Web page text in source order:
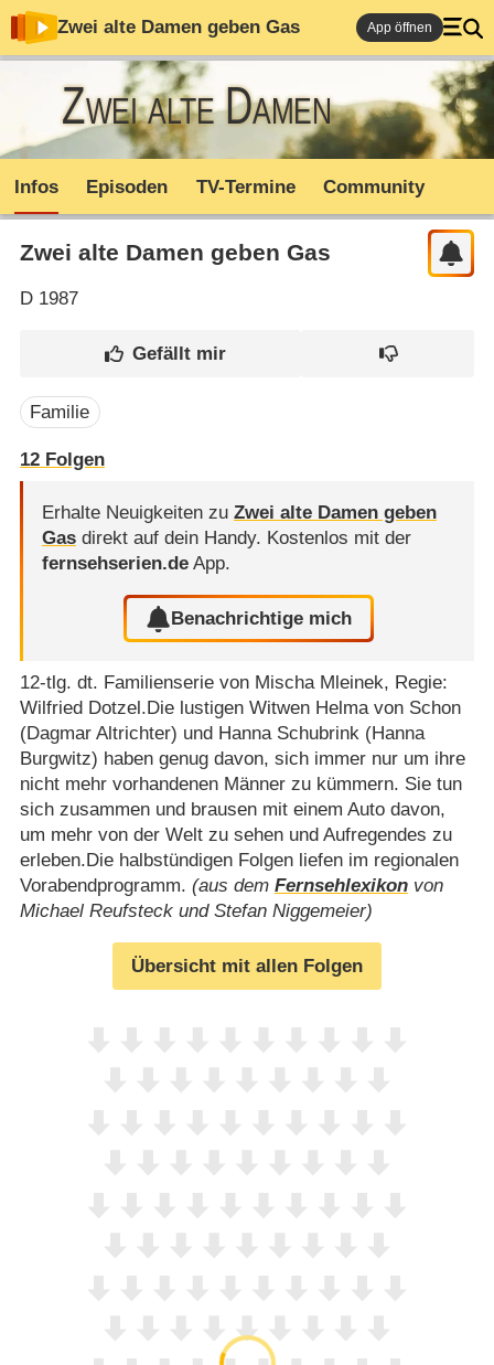
Zwei alte Damen geben Gas App öffnen
Zwei alte Damen
geben Gas
Infos Episoden TV-Termine Community
Zwei alte Damen geben Gas
D1987
Familie
12Folgen
Erhalte Neuigkeiten zu Zwei alte Damen geben
Gasdirekt auf dein Handy. Kostenlos mit der
fernsehserien.deApp.
Benachrichtige mich
12-tlg. dt. Familienserie von Mischa Mleinek, Regie:
Wilfried Dotzel.Die lustigen Witwen Helma von Schon
(Dagmar Altrichter) und Hanna Schubrink (Hanna
Burgwitz) haben genug davon, sich immer nur um ihre
nicht mehr vorhandenen Männer zu kümmern. Sie tun
sich zusammen und brausen mit einem Auto davon,
um mehr von der Welt zu sehen und Aufregendes zu
erleben.Die halbstündigen Folgen liefen im regionalen
Vorabendprogramm. (aus dem Fernsehlexikonvon
Michael Reufsteck und Stefan Niggemeier)
Übersicht mit allen Folgen